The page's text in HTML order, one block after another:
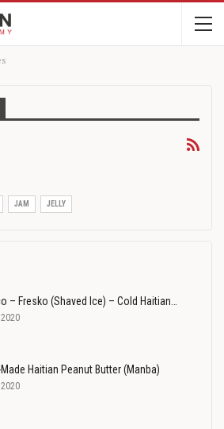
JAM JELLY
– Fresko (Shaved Ice) – Cold Haitian…
Made Haitian Peanut Butter (Manba)